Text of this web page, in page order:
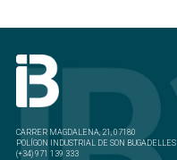
CARRER MAGDALENA, 21, 07180
POLÍGON INDUSTRIAL DE SON BUGADELLES
(+34) 971 139 333